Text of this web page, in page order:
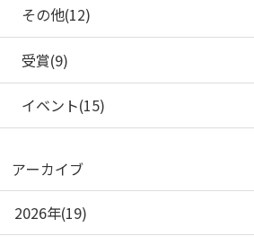
その他(12)
受賞(9)
イベント(15)
アーカイブ
2026年(19)